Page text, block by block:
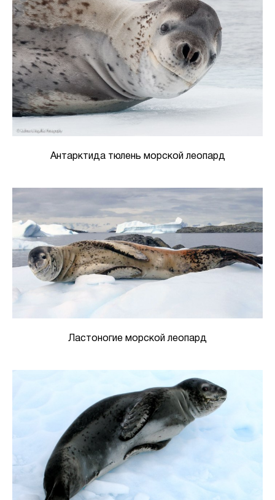
Антарктида тюлень морской леопард
Ластоногие морской леопард